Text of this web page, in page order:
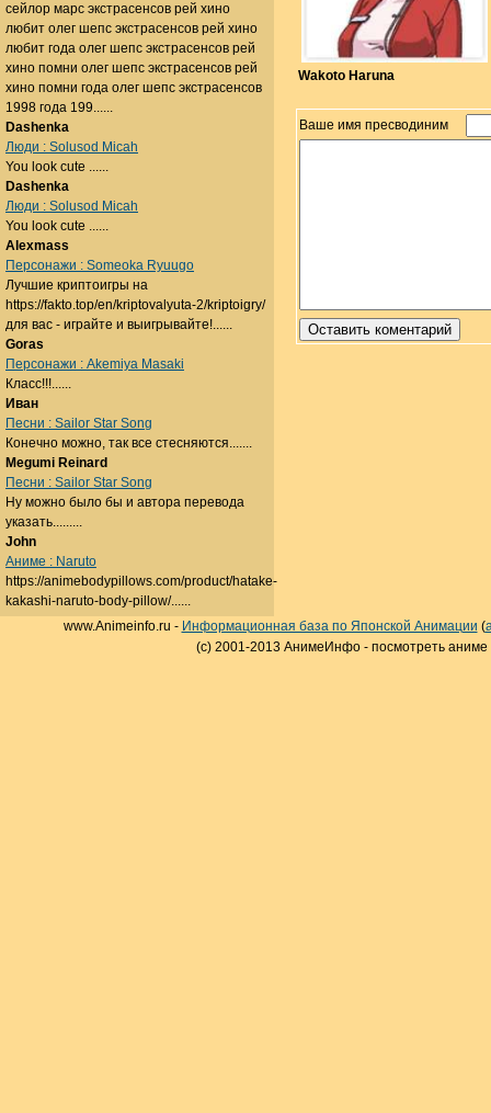
Wakoto Haruna
Ваше имя пресводиним
сейлор марс экстрасенсов рей хино
любит олег шепс экстрасенсов рей хино
любит года олег шепс экстрасенсов рей
хино помни олег шепс экстрасенсов рей
хино помни года олег шепс экстрасенсов
1998 года 199......
Dashenka
Люди : Solusod Micah
You look cute ......
Dashenka
Люди : Solusod Micah
You look cute ......
Alexmass
Персонажи : Someoka Ryuugo
Лучшие криптоигры на
https://fakto.top/en/kriptovalyuta-2/kriptoigry/
для вас - играйте и выигрывайте!......
Goras
Персонажи : Akemiya Masaki
Класс!!!......
Иван
Песни : Sailor Star Song
Конечно можно, так все стесняются.......
Megumi Reinard
Песни : Sailor Star Song
Ну можно было бы и автора перевода
указать.........
John
Аниме : Naruto
https://animebodypillows.com/product/hatake-
kakashi-naruto-body-pillow/......
www.Animeinfo.ru - Информационная база по Японской Анимации (
(c) 2001-2013 АнимеИнфо - посмотреть аниме